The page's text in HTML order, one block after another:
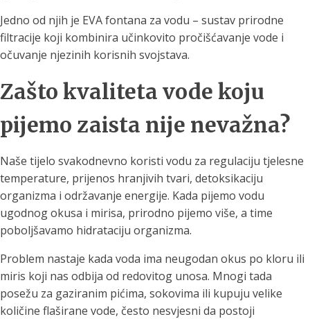
Jedno od njih je EVA fontana za vodu – sustav prirodne
filtracije koji kombinira učinkovito pročišćavanje vode i
očuvanje njezinih korisnih svojstava.
Zašto kvaliteta vode koju
pijemo zaista nije nevažna?
Naše tijelo svakodnevno koristi vodu za regulaciju tjelesne
temperature, prijenos hranjivih tvari, detoksikaciju
organizma i održavanje energije. Kada pijemo vodu
ugodnog okusa i mirisa, prirodno pijemo više, a time
poboljšavamo hidrataciju organizma.
Problem nastaje kada voda ima neugodan okus po kloru ili
miris koji nas odbija od redovitog unosa. Mnogi tada
posežu za gaziranim pićima, sokovima ili kupuju velike
količine flaširane vode, često nesvjesni da postoji